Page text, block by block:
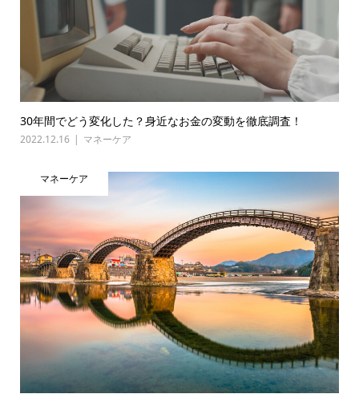
30年間でどう変化した？身近なお金の変動を徹底調査！
2022.12.16 マネーケア
マネーケア